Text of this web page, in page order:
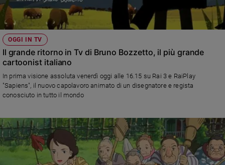
Riflessioni
Foto
Video
Podcast
Privacy
Policy
OGGI IN TV
Il grande ritorno in Tv di Bruno Bozzetto, il più grande
cartoonist italiano
In prima visione assoluta venerdì oggi alle 16.15 su Rai 3 e RaiPlay
"Sapiens", il nuovo capolavoro animato di un disegnatore e regista
conosciuto in tutto il mondo